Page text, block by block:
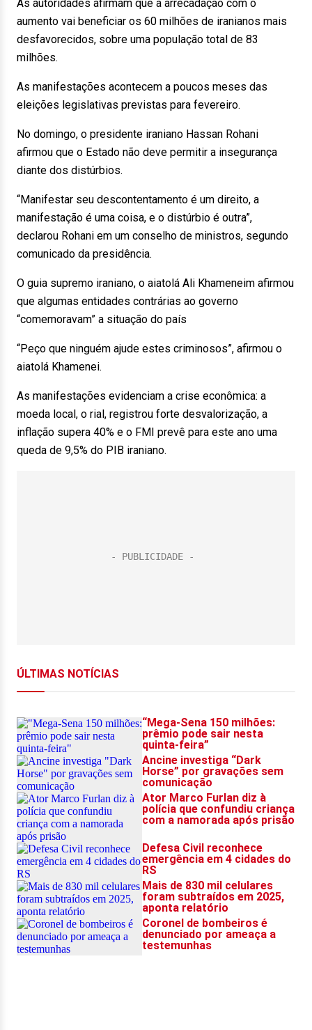
As autoridades afirmam que a arrecadação com o
aumento vai beneficiar os 60 milhões de iranianos mais
desfavorecidos, sobre uma população total de 83
milhões.
As manifestações acontecem a poucos meses das
eleições legislativas previstas para fevereiro.
No domingo, o presidente iraniano Hassan Rohani
afirmou que o Estado não deve permitir a insegurança
diante dos distúrbios.
“Manifestar seu descontentamento é um direito, a
manifestação é uma coisa, e o distúrbio é outra”,
declarou Rohani em um conselho de ministros, segundo
comunicado da presidência.
O guia supremo iraniano, o aiatolá Ali Khameneim afirmou
que algumas entidades contrárias ao governo
“comemoravam” a situação do país
“Peço que ninguém ajude estes criminosos”, afirmou o
aiatolá Khamenei.
As manifestações evidenciam a crise econômica: a
moeda local, o rial, registrou forte desvalorização, a
inflação supera 40% e o FMI prevê para este ano uma
queda de 9,5% do PIB iraniano.